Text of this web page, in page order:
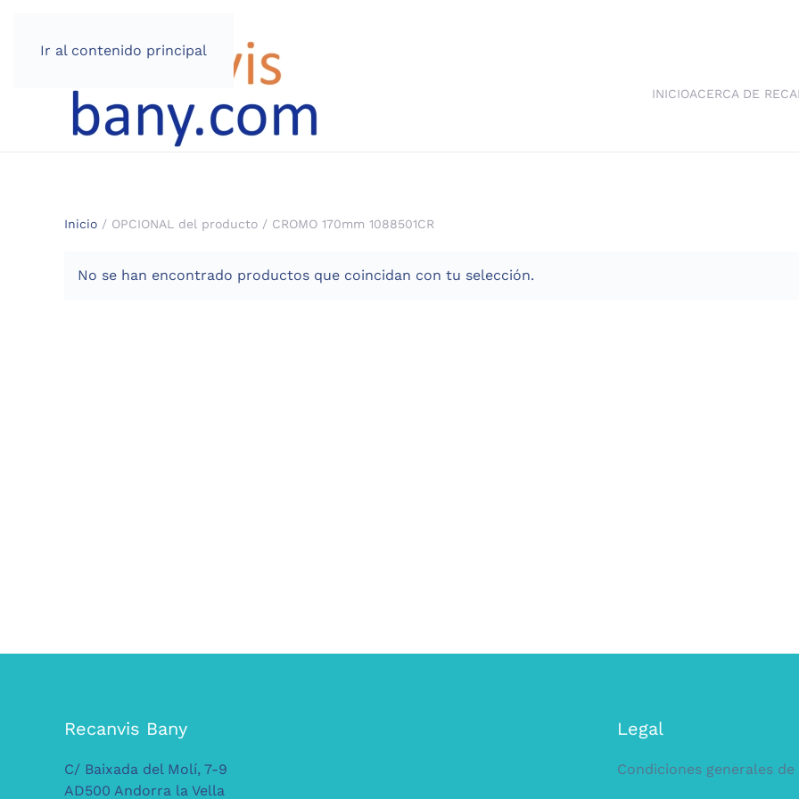
Ir al contenido principal
INICIOACERCA DE
Inicio / OPCIONAL del producto / CROMO 170mm 1088501CR
No se han encontrado productos que coincidan con tu selección.
Recanvis Bany
C/ Baixada del Molí, 7-9
AD500 Andorra la Vella
Legal
Condiciones generales